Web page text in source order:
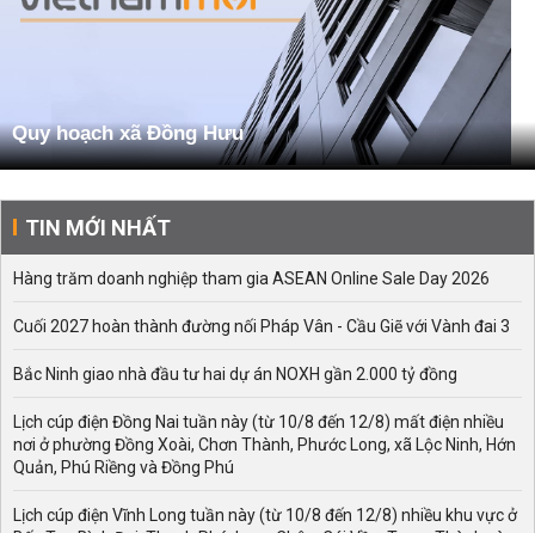
Quy hoạch xã Đồng Hưu
TIN MỚI NHẤT
Hàng trăm doanh nghiệp tham gia ASEAN Online Sale Day 2026
Cuối 2027 hoàn thành đường nối Pháp Vân - Cầu Giẽ với Vành đai 3
Bắc Ninh giao nhà đầu tư hai dự án NOXH gần 2.000 tỷ đồng
Lịch cúp điện Đồng Nai tuần này (từ 10/8 đến 12/8) mất điện nhiều
nơi ở phường Đồng Xoài, Chơn Thành, Phước Long, xã Lộc Ninh, Hớn
Quản, Phú Riềng và Đồng Phú
Lịch cúp điện Vĩnh Long tuần này (từ 10/8 đến 12/8) nhiều khu vực ở